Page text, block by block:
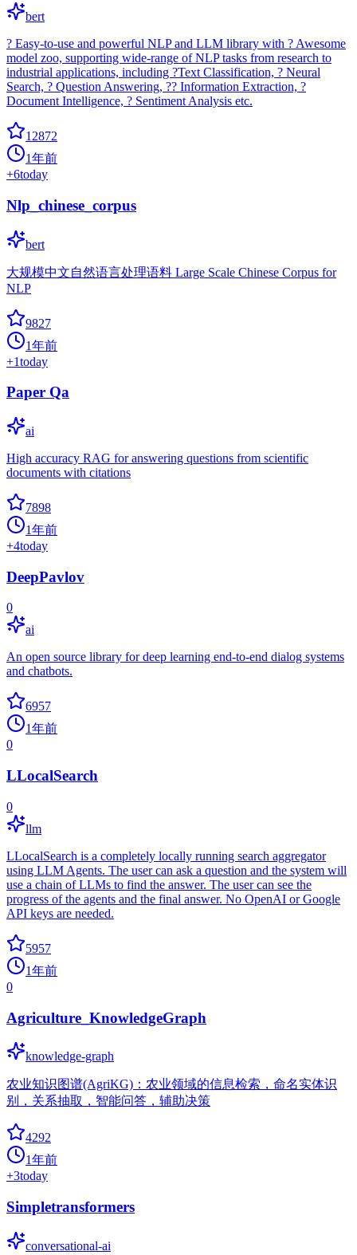
bert
? Easy-to-use and powerful NLP and LLM library with ? Awesome
model zoo, supporting wide-range of NLP tasks from research to
industrial applications, including ?Text Classification, ? Neural
Search, ? Question Answering, ?? Information Extraction, ?
Document Intelligence, ? Sentiment Analysis etc.
12872
1年前
+6today
Nlp_chinese_corpus
bert
大规模中文自然语言处理语料 Large Scale Chinese Corpus for
NLP
9827
1年前
+1today
Paper Qa
ai
High accuracy RAG for answering questions from scientific
documents with citations
7898
1年前
+4today
DeepPavlov
0
ai
An open source library for deep learning end-to-end dialog systems
and chatbots.
6957
1年前
0
LLocalSearch
0
llm
LLocalSearch is a completely locally running search aggregator
using LLM Agents. The user can ask a question and the system will
use a chain of LLMs to find the answer. The user can see the
progress of the agents and the final answer. No OpenAI or Google
API keys are needed.
5957
1年前
0
Agriculture_KnowledgeGraph
knowledge-graph
农业知识图谱(AgriKG)：农业领域的信息检索，命名实体识
别，关系抽取，智能问答，辅助决策
4292
1年前
+3today
Simpletransformers
conversational-ai